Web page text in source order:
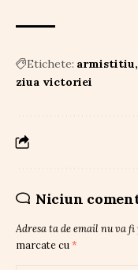
Etichete: armistitiu
ziua victoriei
Niciun
Adresa ta de email nu va fi
marcate cu *